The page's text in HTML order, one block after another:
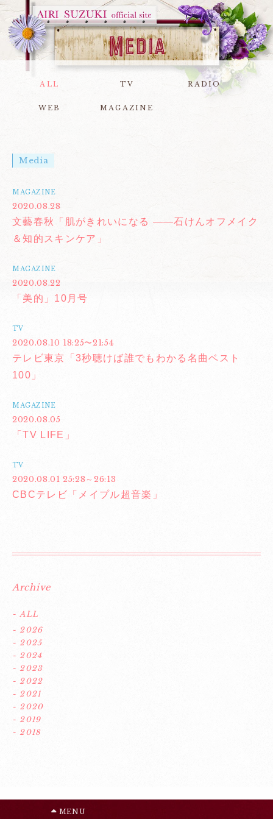
ALL TV RADIO
WEB MAGAZINE
Media
MAGAZINE
2020.08.28
文藝春秋「肌がきれいになる ――石けんオフメイク
＆知的スキンケア」
MAGAZINE
2020.08.22
「美的」10月号
TV
2020.08.10 18:25〜21:54
テレビ東京「3秒聴けば誰でもわかる名曲ベスト
100」
MAGAZINE
2020.08.05
「TV LIFE」
TV
2020.08.01 25:28～26:13
CBCテレビ「メイプル超音楽」
Archive
- ALL
- 2026
- 2025
- 2024
- 2023
- 2022
- 2021
- 2020
- 2019
- 2018
MENU